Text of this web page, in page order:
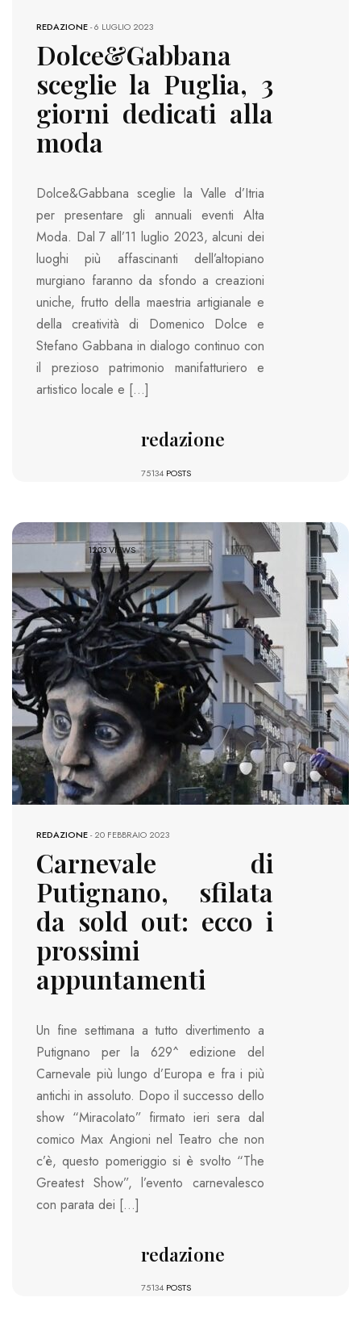
REDAZIONE-6 LUGLIO 2023
Dolce&Gabbana
sceglie la Puglia, 3
giorni dedicati alla
moda
Dolce&Gabbana sceglie la Valle d’Itria
per presentare gli annuali eventi Alta
Moda. Dal 7 all’11 luglio 2023, alcuni dei
luoghi più affascinanti dell’altopiano
murgiano faranno da sfondo a creazioni
uniche, frutto della maestria artigianale e
della creatività di Domenico Dolce e
Stefano Gabbana in dialogo continuo con
il prezioso patrimonio manifatturiero e
artistico locale e […]
redazione
75134 POSTS
1203 VIEWS
REDAZIONE-20 FEBBRAIO 2023
Carnevale di
Putignano, sfilata
da sold out: ecco i
prossimi
appuntamenti
Un fine settimana a tutto divertimento a
Putignano per la 629^ edizione del
Carnevale più lungo d’Europa e fra i più
antichi in assoluto. Dopo il successo dello
show “Miracolato” firmato ieri sera dal
comico Max Angioni nel Teatro che non
c’è, questo pomeriggio si è svolto “The
Greatest Show”, l’evento carnevalesco
con parata dei […]
redazione
75134 POSTS